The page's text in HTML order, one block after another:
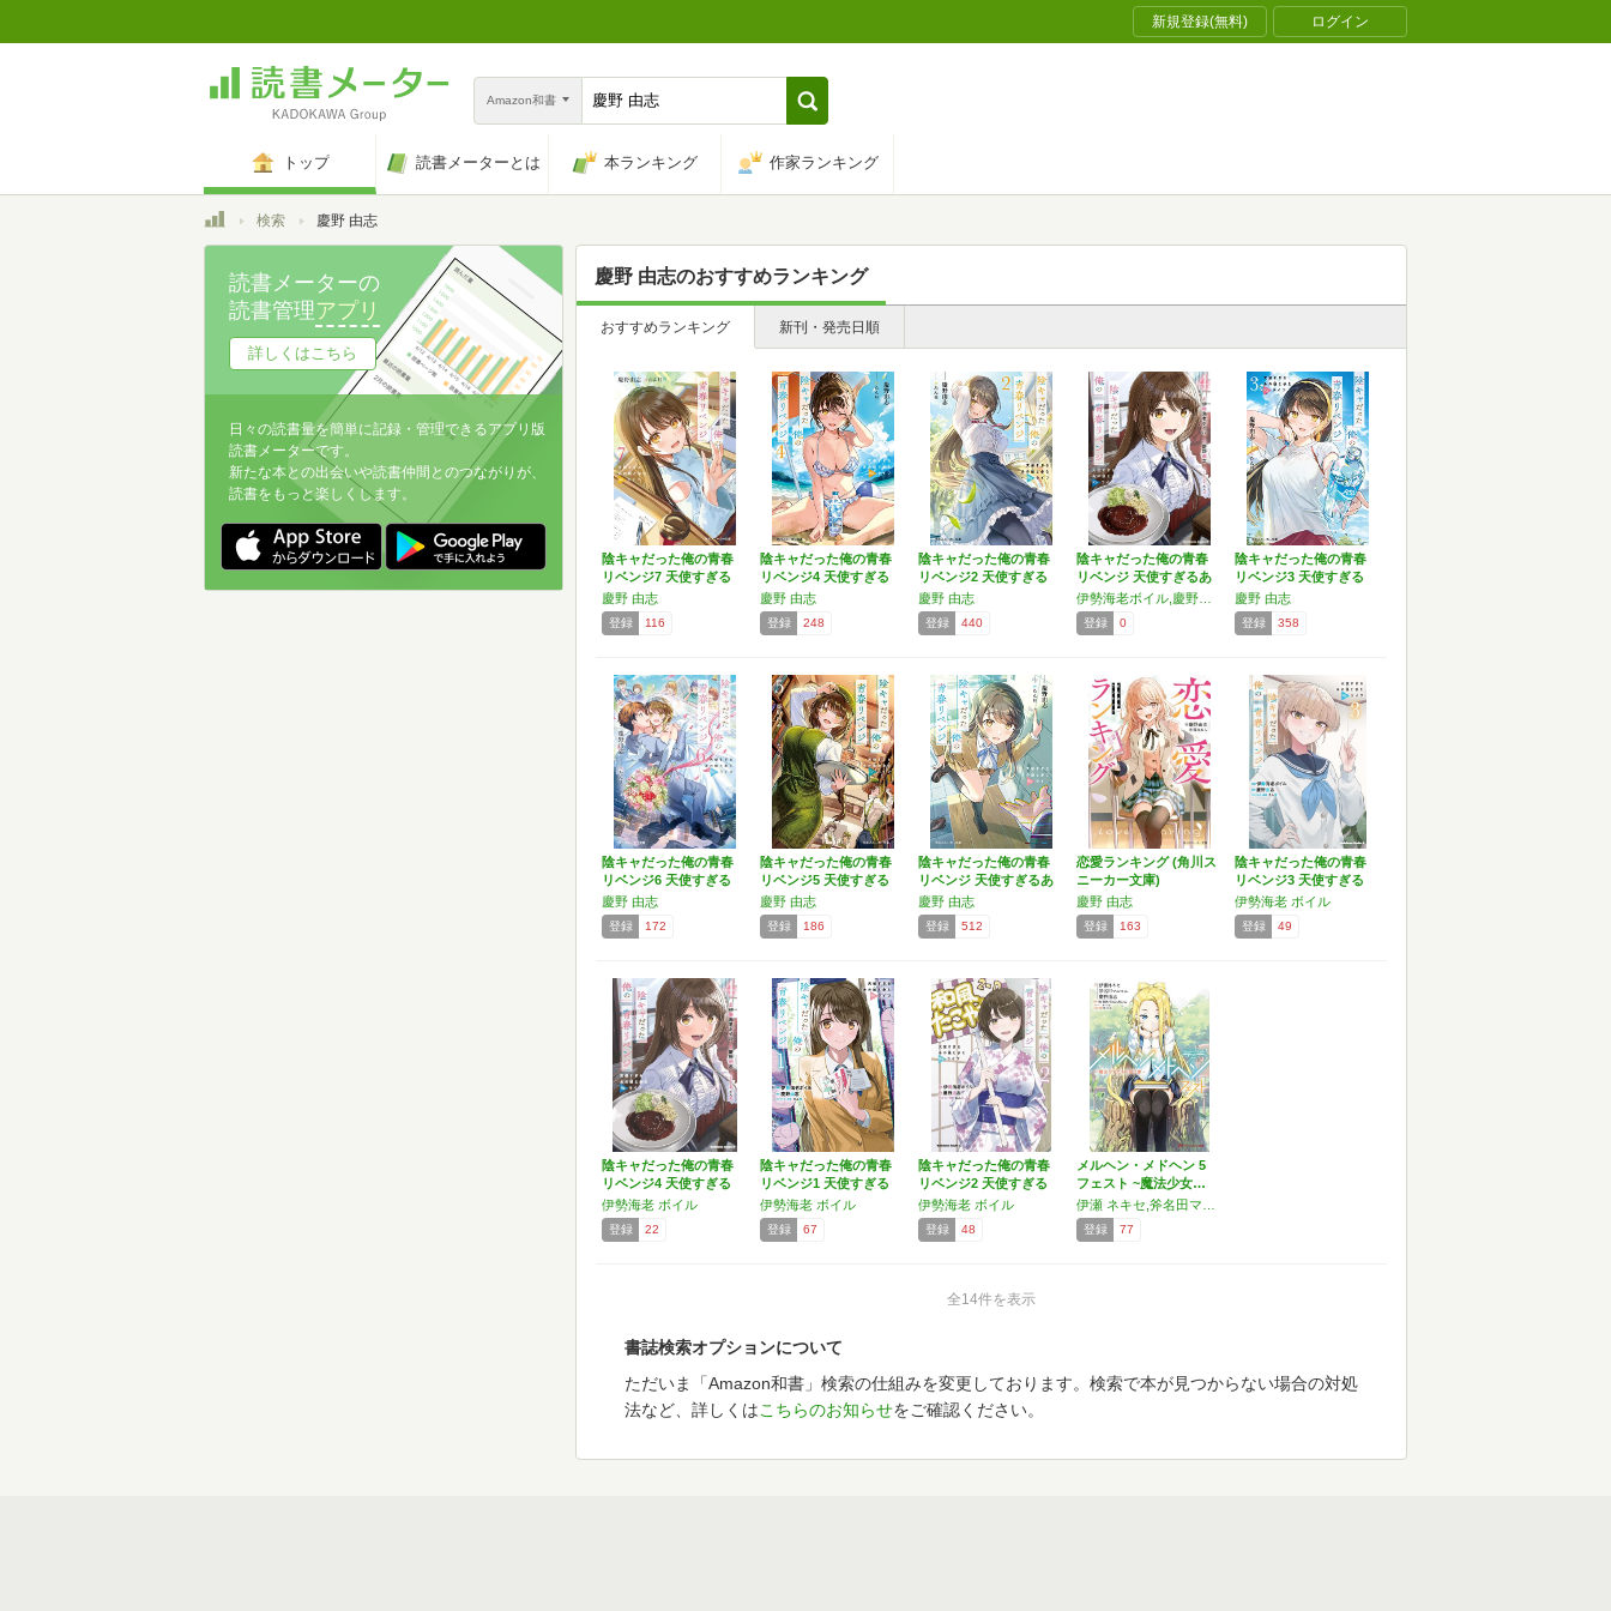
新規登録(無料) ログイン
Amazon和書
トップ 読書メーターとは 本ランキング 作家ランキング
トップ検索 慶野 由志
慶野 由志のおすすめランキング
おすすめランキング 新刊・発売日順
陰キャだった俺の青春
リベンジ7 天使すぎる
あ…
慶野 由志
登録 116
陰キャだった俺の青春
リベンジ4 天使すぎる
あ…
慶野 由志
登録 248
陰キャだった俺の青春
リベンジ2 天使すぎる
あ…
慶野 由志
登録 440
陰キャだった俺の青春
リベンジ 天使すぎるあ
の…
登録 0
陰キャだった俺の青春
リベンジ3 天使すぎる
あ…
慶野 由志
登録 358
陰キャだった俺の青春
リベンジ6 天使すぎる
あ…
慶野 由志
登録 172
陰キャだった俺の青春
リベンジ5 天使すぎる
あ…
慶野 由志
登録 186
陰キャだった俺の青春
リベンジ 天使すぎるあ
の…
慶野 由志
登録 512
恋愛ランキング (角川ス
ニーカー文庫)
慶野 由志
登録 163
陰キャだった俺の青春
リベンジ3 天使すぎる
あ…
伊勢海老 ボイル
登録 49
陰キャだった俺の青春
リベンジ4 天使すぎる
あ…
伊勢海老 ボイル
登録 22
陰キャだった俺の青春
リベンジ1 天使すぎる
あ…
伊勢海老 ボイル
登録 67
陰キャだった俺の青春
リベンジ2 天使すぎる
あ…
伊勢海老 ボイル
登録 48
メルヘン・メドヘン 5
フェスト ~魔法少女…
登録 77
全14件を表示
書誌検索オプションについて
ただいま「Amazon和書」検索の仕組みを変更しております。検索で本が見つからない場合の対処
法など、詳しくはこちらのお知らせをご確認ください。
読書メーターの
読書管理アプリ
詳しくはこちら
日々の読書量を簡単に記録・管理できるアプリ版
読書メーターです。
新たな本との出会いや読書仲間とのつながりが、
読書をもっと楽しくします。